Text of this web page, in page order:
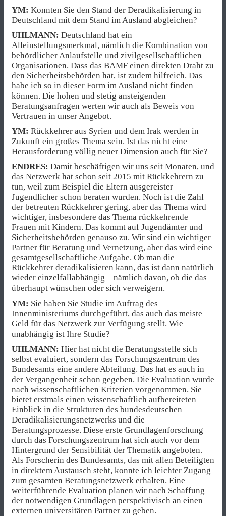
YM: Konnten Sie den Stand der Deradikalisierung in
Deutschland mit dem Stand im Ausland abgleichen?
UHLMANN: Deutschland hat ein
Alleinstellungsmerkmal, nämlich die Kombination von
behördlicher Anlaufstelle und zivilgesellschaftlichen
Organisationen. Dass das BAMF einen direkten Draht zu
den Sicherheitsbehörden hat, ist zudem hilfreich. Das
habe ich so in dieser Form im Ausland nicht finden
können. Die hohen und stetig ansteigenden
Beratungsanfragen werten wir auch als Beweis von
Vertrauen in unser Angebot.
YM: Rückkehrer aus Syrien und dem Irak werden in
Zukunft ein großes Thema sein. Ist das nicht eine
Herausforderung völlig neuer Dimension auch für Sie?
ENDRES: Damit beschäftigen wir uns seit Monaten, und
das Netzwerk hat schon seit 2015 mit Rückkehrern zu
tun, weil zum Beispiel die Eltern ausgereister
Jugendlicher schon beraten wurden. Noch ist die Zahl
der betreuten Rückkehrer gering, aber das Thema wird
wichtiger, insbesondere das Thema rückkehrende
Frauen mit Kindern. Das kommt auf Jugendämter und
Sicherheitsbehörden genauso zu. Wir sind ein wichtiger
Partner für Beratung und Vernetzung, aber das wird eine
gesamtgesellschaftliche Aufgabe. Ob man die
Rückkehrer deradikalisieren kann, das ist dann natürlich
wieder einzelfallabhängig – nämlich davon, ob die das
überhaupt wünschen oder sich verweigern.
YM: Sie haben Sie Studie im Auftrag des
Innenministeriums durchgeführt, das auch das meiste
Geld für das Netzwerk zur Verfügung stellt. Wie
unabhängig ist Ihre Studie?
UHLMANN: Hier hat nicht die Beratungsstelle sich
selbst evaluiert, sondern das Forschungszentrum des
Bundesamts eine andere Abteilung. Das hat es auch in
der Vergangenheit schon gegeben. Die Evaluation wurde
nach wissenschaftlichen Kriterien vorgenommen. Sie
bietet erstmals einen wissenschaftlich aufbereiteten
Einblick in die Strukturen des bundesdeutschen
Deradikalisierungsnetzwerks und die
Beratungsprozesse. Diese erste Grundlagenforschung
durch das Forschungszentrum hat sich auch vor dem
Hintergrund der Sensibilität der Thematik angeboten.
Als Forscherin des Bundesamts, das mit allen Beteiligten
in direktem Austausch steht, konnte ich leichter Zugang
zum gesamten Beratungsnetzwerk erhalten. Eine
weiterführende Evaluation planen wir nach Schaffung
der notwendigen Grundlagen perspektivisch an einen
externen universitären Partner zu geben.